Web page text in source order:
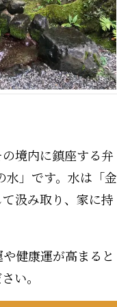
境内に鎮座する弁
水」です。水は「金
汲み取り、家に持
健康運が高まると
い。